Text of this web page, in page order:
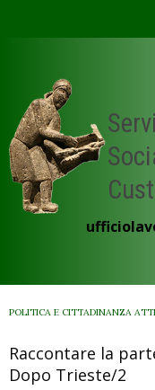
POLITICA E CITTADINANZA
Raccontare la
Dopo Trieste/2